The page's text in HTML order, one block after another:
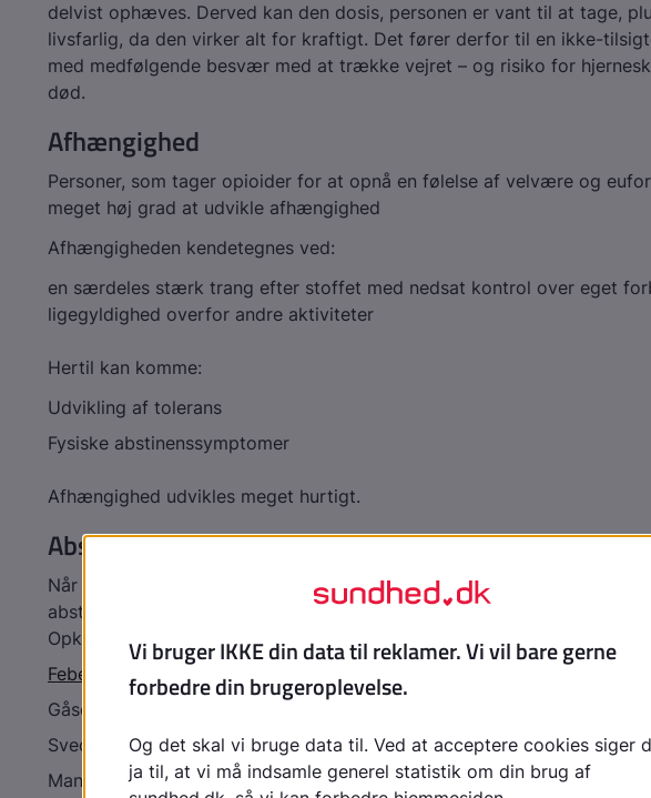
delvist ophæves. Derved kan den dosis, personen er vant til at tage,
livsfarlig, da den virker alt for kraftigt. Det fører derfor til en ikke-
med medfølgende besvær med at trække vejret – og risiko for
død.
Afhængighed
Personer, som tager opioider for at opnå en følelse af velvære og
meget høj grad at udvikle afhængighed
Afhængigheden kendetegnes ved:
en særdeles stærk trang efter stoffet med nedsat kontrol over eget
ligegyldighed overfor andre aktiviteter
Hertil kan komme:
Udvikling af tolerans
Fysiske abstinenssymptomer
Afhængighed udvikles meget hurtigt.
Abstinenser
Når kroppen ikke længere får tilført stof, får brugeren stærke
abstinenser. Symptomerne kan være:
Opkastninger
Feber
Gåsehud
Svedtendens
Manglende appetit